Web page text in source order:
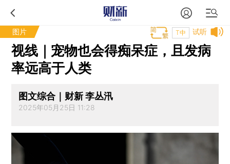
图片 试听
T中
视线｜宠物也会得痴呆症，且发病
率远高于人类
图文综合｜财新 李丛汛
2025年05月25日 11:28